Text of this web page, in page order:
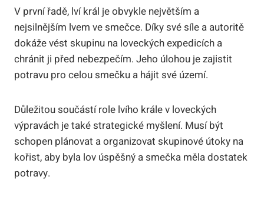
V první řadě, lví král je obvykle největším a
nejsilnějším lvem ve smečce. Díky své síle a autoritě
dokáže vést skupinu na loveckých expedicích a
chránit ji před nebezpečím. Jeho úlohou je zajistit
potravu pro celou smečku a hájit své území.
Důležitou součástí role lvího krále v loveckých
výpravách je také strategické myšlení. Musí být
schopen plánovat a organizovat skupinové útoky na
kořist, aby byla lov úspěšný a smečka měla dostatek
potravy.